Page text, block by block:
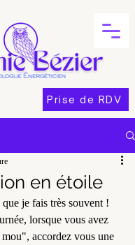
Prise de RDV
en étoile
je fais très souvent !
lorsque vous avez
accordez vous une